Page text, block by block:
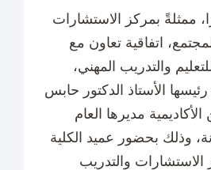
ممثلةً بمركز الاستشارات
اتفاقية تعاون مع
والتدريب المهني،
الأستاذ الدكتور حابس
مديرها العام
وذلك بحضور عميد الكلية
الاستشارات والتدريب